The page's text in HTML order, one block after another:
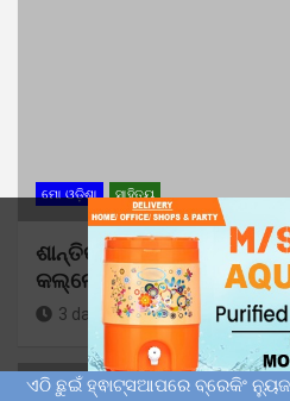
ମୋ ଓଡ଼ିଶା ସାହିତ୍ୟ
ଶାନ୍ତିକାନନରେ ପାଳିତ ହେଲା
କଲ୍ଲୋଳ କୁମାର ଦାସଙ୍କ
3 days ago Sunil Kumar
ଏଠି ଛୁଇଁ ହ୍ଵାଟ୍ସଆପରେ ବ୍ରେକିଂ